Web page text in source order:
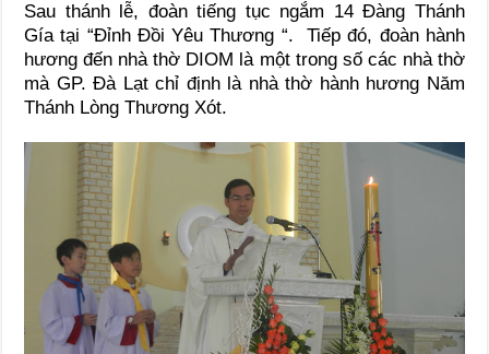
Sau thánh lễ, đoàn tiếng tục ngắm 14 Đàng Thánh
Gía tại “Đỉnh Đồi Yêu Thương “. Tiếp đó, đoàn hành
hương đến nhà thờ DIOM là một trong số các nhà thờ
mà GP. Đà Lạt chỉ định là nhà thờ hành hương Năm
Thánh Lòng Thương Xót.